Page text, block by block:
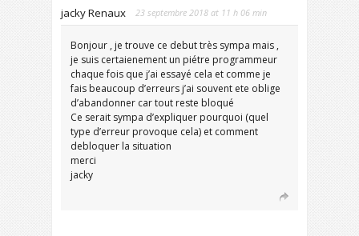
jacky Renaux 23 septembre 2018 at 11 h 06 min
Bonjour , je trouve ce debut très sympa mais ,
je suis certaienement un piétre programmeur
chaque fois que j’ai essayé cela et comme je
fais beaucoup d’erreurs j’ai souvent ete oblige
d’abandonner car tout reste bloqué
Ce serait sympa d’expliquer pourquoi (quel
type d’erreur provoque cela) et comment
debloquer la situation
merci
jacky